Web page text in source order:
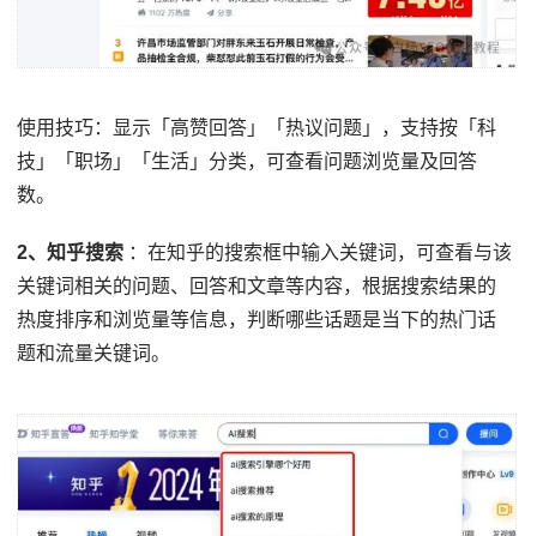
使用技巧：显示「高赞回答」「热议问题」，支持按「科
技」「职场」「生活」分类，可查看问题浏览量及回答
数。
2、知乎搜索 ：在知乎的搜索框中输入关键词，可查看与该
关键词相关的问题、回答和文章等内容，根据搜索结果的
热度排序和浏览量等信息，判断哪些话题是当下的热门话
题和流量关键词。